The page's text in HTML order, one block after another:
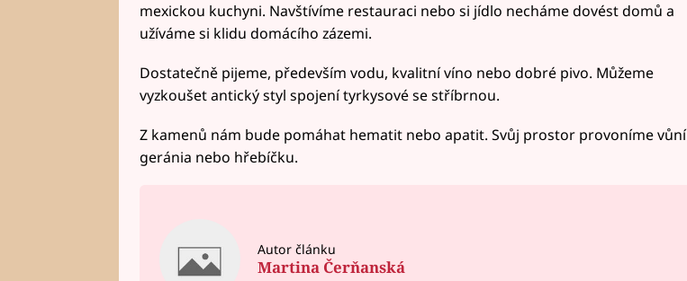
mexickou kuchyni. Navštívíme restauraci nebo si jídlo necháme dovést domů a
užíváme si klidu domácího zázemi.
Dostatečně pijeme, především vodu, kvalitní víno nebo dobré pivo. Můžeme
vyzkoušet antický styl spojení tyrkysové se stříbrnou.
Z kamenů nám bude pomáhat hematit nebo apatit. Svůj prostor provoníme vůní
geránia nebo hřebíčku.
Autor článku
Martina Čerňanská